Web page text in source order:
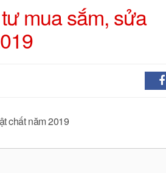
mua sắm, sửa
chất năm 2019